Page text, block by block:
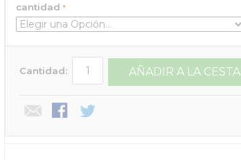
cantidad
Cantidad: AÑADIR A LA CESTA